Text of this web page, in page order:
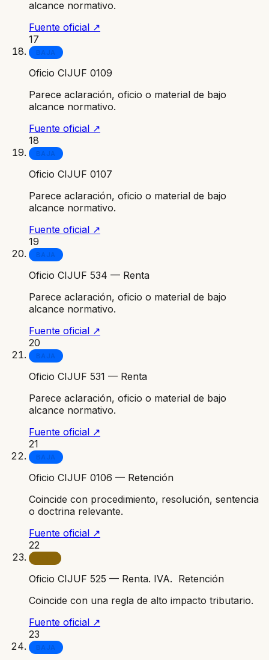
alcance normativo.
Fuente oficial ↗
17
BAJA
Oficio CIJUF 0109
Parece aclaración, oficio o material de bajo
alcance normativo.
Fuente oficial ↗
18
BAJA
Oficio CIJUF 0107
Parece aclaración, oficio o material de bajo
alcance normativo.
Fuente oficial ↗
19
BAJA
Oficio CIJUF 534 — Renta
Parece aclaración, oficio o material de bajo
alcance normativo.
Fuente oficial ↗
20
BAJA
Oficio CIJUF 531 — Renta
Parece aclaración, oficio o material de bajo
alcance normativo.
Fuente oficial ↗
21
BAJA
Oficio CIJUF 0106 — Retención
Coincide con procedimiento, resolución, sentencia
o doctrina relevante.
Fuente oficial ↗
22
Oficio CIJUF 525 — Renta. IVA. Retención
Coincide con una regla de alto impacto tributario.
Fuente oficial ↗
23
BAJA